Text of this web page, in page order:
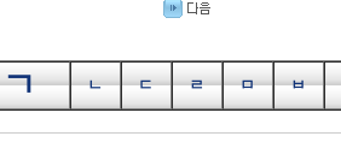
ㄱ ㄴ ㄷ ㄹ ㅁ ㅂ